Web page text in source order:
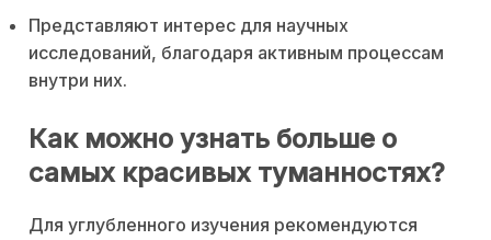
Представляют интерес для научных
исследований, благодаря активным процессам
внутри них.
Как можно узнать больше о
самых красивых туманностях?
Для углубленного изучения рекомендуются